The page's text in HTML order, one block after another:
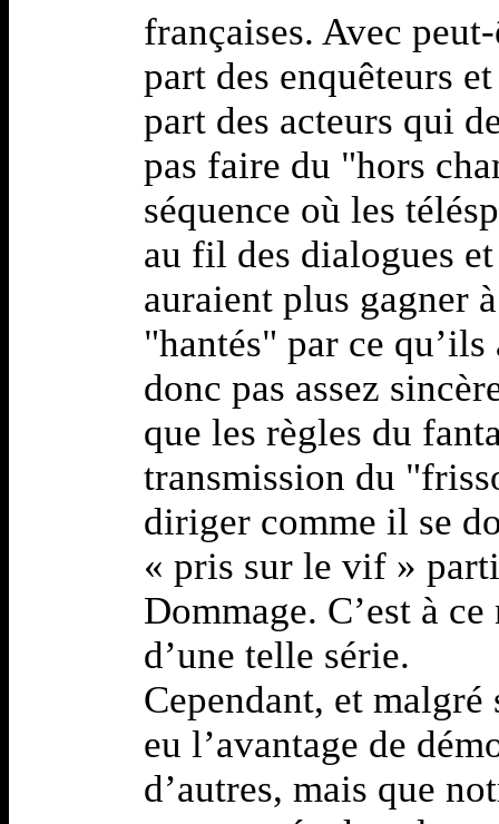
françaises. Avec
part des enquêteurs
part des acteurs qui
pas faire du "hors
séquence où les
au fil des dialogues
auraient plus gagner
"hantés" par ce
donc pas assez
que les règles du
transmission du
diriger comme il se
« pris sur le vif »
Dommage. C’est à
d’une telle série.
Cependant, et malgré
eu l’avantage de
d’autres, mais que